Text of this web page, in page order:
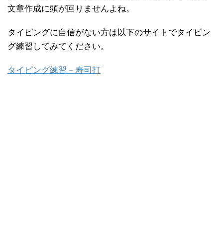
文章作成に頭が回りませんよね。
タイピングに自信がない方は以下のサイトでタイピン
グ練習してみてください。
タイピング練習－寿司打